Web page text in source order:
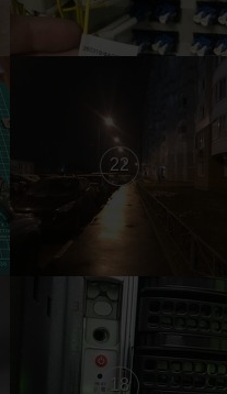
22
18